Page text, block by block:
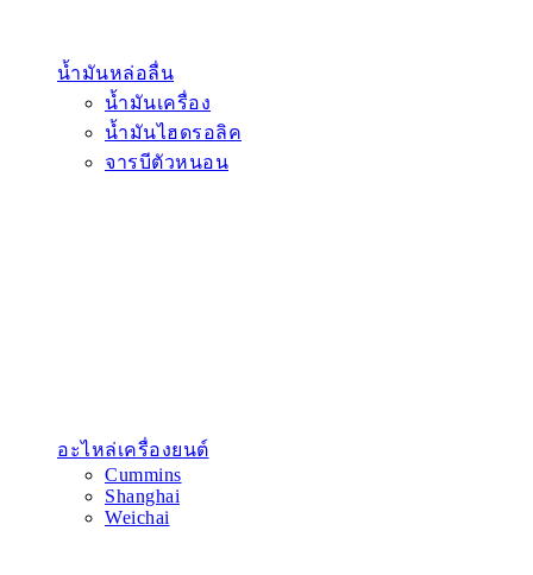
น้ำมันหล่อลื่น
น้ำมันเครื่อง
น้ำมันไฮดรอลิค
จารบีตัวหนอน
อะไหล่เครื่องยนต์
Cummins
Shanghai
Weichai